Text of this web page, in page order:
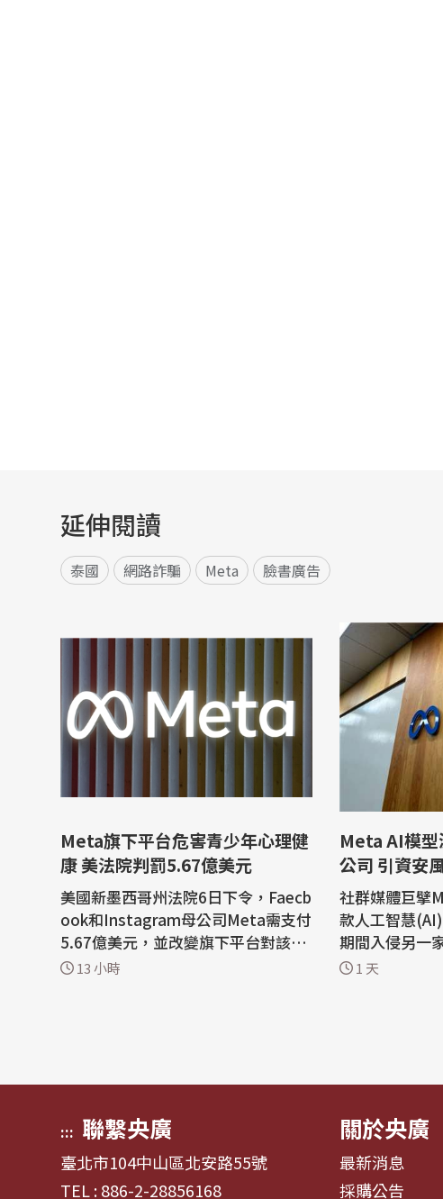
延伸閱讀
泰國 網路詐騙 Meta 臉書廣告
Meta旗下平台危害青少年心理健
康 美法院判罰5.67億美元
美國新墨西哥州法院6日下令，Faecb
ook和Instagram母公司Meta需支付
5.67億美元，並改變旗下平台對該州
青少年用戶的運作方式。在此之前，
13 小時
Meta AI模型
公司 引資安
社群媒體巨擘
款人工智慧
期間入侵另一
擔憂開發商能
1 天
::: 聯繫央廣
臺北市104中山區北安路55號
TEL : 886-2-28856168
關於央廣
最新消息
採購公告